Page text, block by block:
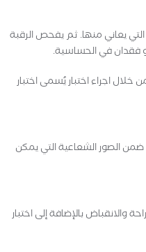
يعاني منها. ثم يفحص الرقبة
فقدان في الحساسية.
اجراء اختبار يُسمى اختبار
الصور الشعاعية التي يمكن
والانقباض بالإضافة إلى اختبار